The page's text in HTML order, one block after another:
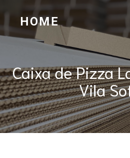
HOME
Caixa de Pizza
Vila